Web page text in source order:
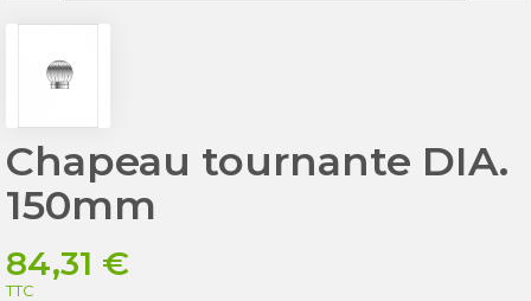
Chapeau tournante DIA.
150mm
84,31 €
TTC